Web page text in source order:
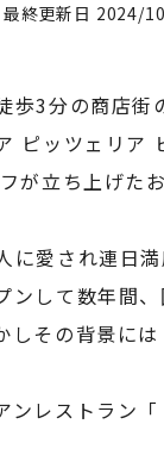
最終更新日 2024/
歩3分の商店
ピッツェリ
が立ち上げたお
に愛され連日
ンして数年間
その背景には
ンレストラン